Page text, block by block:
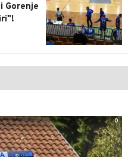
Gorenje
0